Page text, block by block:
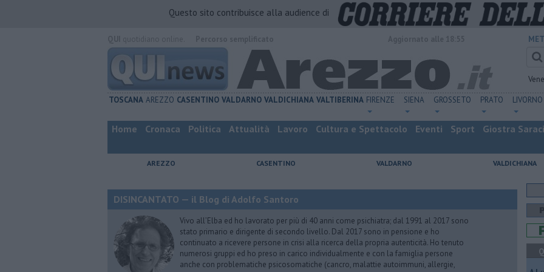
Questo sito contribuisce alla audience di
TOSCANA AREZZO CASENTINO VALDARNO VALDICHIANA VALTIBERINA FIRENZE SIENA GROSSETO PRATO LIVORNO
Home Cronaca Politica Attualità Lavoro Cultura e Spettacolo Eventi Sport Giostra
AREZZO CASENTINO VALDARNO VALDICHIANA
DISINCANTATO — il Blog di Adolfo Santoro
Vivo all’Elba ed ho lavorato per più di 40 anni come psichiatra; dal 1991 al 2017 sono
stato primario e dirigente di secondo livello. Dal 2017 sono in pensione e ho
continuato a ricevere persone in crisi alla ricerca della propria autenticità. Ho tenuto
numerosi gruppi ed ho preso in carico individualmente e con la famiglia persone
anche con problematiche psicosomatiche (cancro, malattie autoimmuni, allergie,